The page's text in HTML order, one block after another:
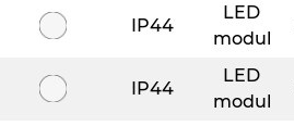
IP44
LED
modul
IP44
LED
modul